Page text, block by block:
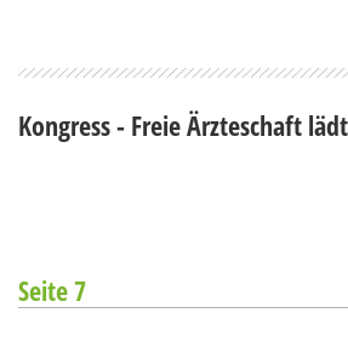
Kongress - Freie Ärzteschaft
Seite 7